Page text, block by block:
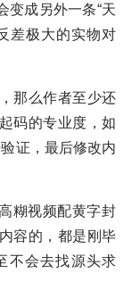
变成另外一条“天
差极大的实物对
那么作者至少还
码的专业度，如
证，最后修改内
糊视频配黄字封
容的，都是刚毕
不会去找源头求